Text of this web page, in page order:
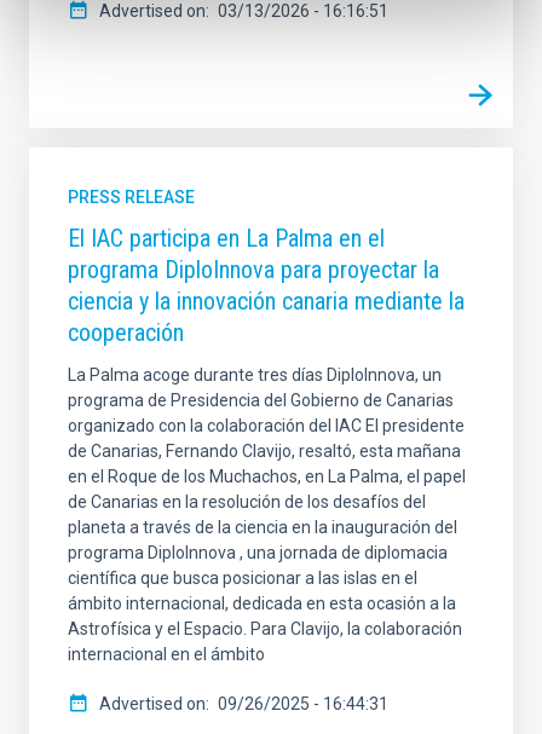
Advertised on 03/13/2026 - 16:16:51
PRESS RELEASE
El IAC participa en La Palma en el
programa DiploInnova para proyectar la
ciencia y la innovación canaria mediante la
cooperación
La Palma acoge durante tres días DiploInnova, un
programa de Presidencia del Gobierno de Canarias
organizado con la colaboración del IAC El presidente
de Canarias, Fernando Clavijo, resaltó, esta mañana
en el Roque de los Muchachos, en La Palma, el papel
de Canarias en la resolución de los desafíos del
planeta a través de la ciencia en la inauguración del
programa DiploInnova , una jornada de diplomacia
científica que busca posicionar a las islas en el
ámbito internacional, dedicada en esta ocasión a la
Astrofísica y el Espacio. Para Clavijo, la colaboración
internacional en el ámbito
Advertised on 09/26/2025 - 16:44:31